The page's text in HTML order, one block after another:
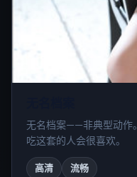
无名档案——非典型动作
吃这套的人会很喜欢。
高清 流畅